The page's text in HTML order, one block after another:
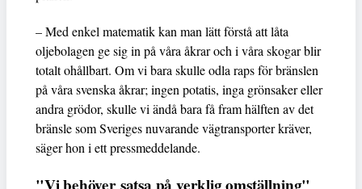
– Med enkel matematik kan man lätt förstå att låta
oljebolagen ge sig in på våra åkrar och i våra skogar blir
totalt ohållbart. Om vi bara skulle odla raps för bränslen
på våra svenska åkrar; ingen potatis, inga grönsaker eller
andra grödor, skulle vi ändå bara få fram hälften av det
bränsle som Sveriges nuvarande vägtransporter kräver,
säger hon i ett pressmeddelande.